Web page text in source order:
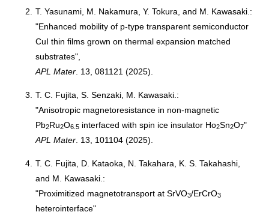
2.
T. Yasunami, M. Nakamura, Y. Tokura, and M. Kawasaki.:
"Enhanced mobility of p-type transparent semiconductor
CuI thin films grown on thermal expansion matched
substrates",
APL Mater . 13, 081121 (2025).
3.
T. C. Fujita, S. Senzaki, M. Kawasaki.:
"Anisotropic magnetoresistance in non-magnetic
Pb2Ru2O6.5 interfaced with spin ice insulator Ho2Sn2O7"
APL Mater . 13, 101104 (2025).
4. T. C. Fujita, D. Kataoka, N. Takahara, K. S. Takahashi,
and M. Kawasaki.:
"Proximitized magnetotransport at SrVO3/ErCrO3
heterointerface"